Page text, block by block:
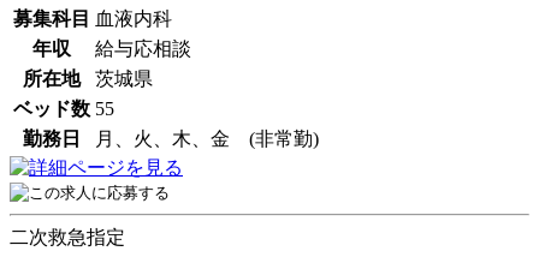
募集科目 血液内科
年収
給与応相談
所在地
茨城県
ベッド数 55
勤務日
月、火、木、金 (非常勤)
二次救急指定